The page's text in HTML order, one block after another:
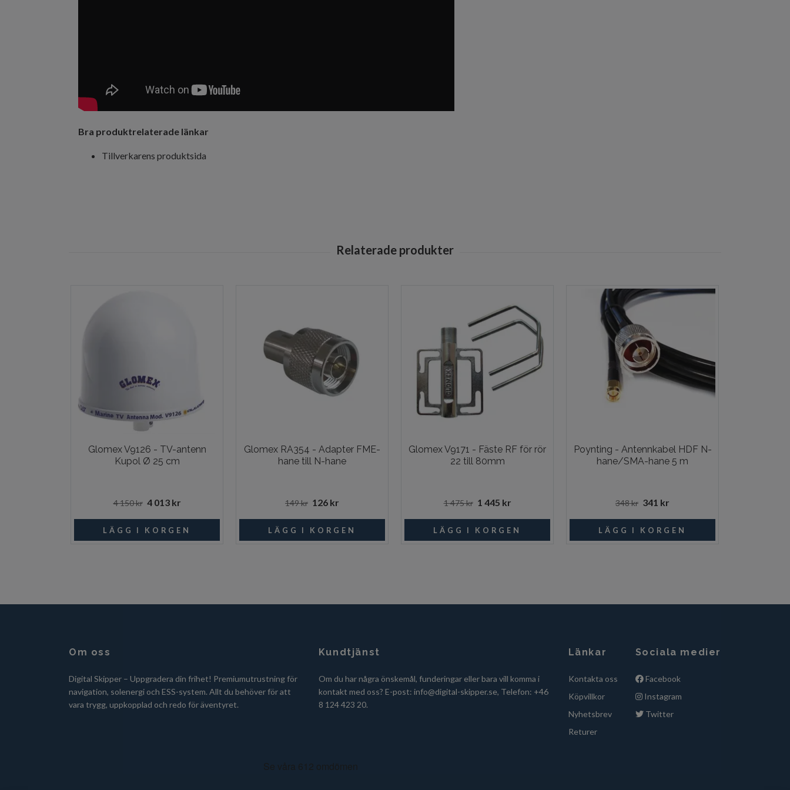
Bra produktrelaterade länkar
Tillverkarens produktsida
Glomex V9126 - TV-antenn
Kupol Ø 25 cm
4 150 kr 4 013 kr
Glomex RA354 - Adapter FME-
hane till N-hane
149 kr 126 kr
Glomex V9171 - Fäste RF för rör
22 till 80mm
1 475 kr 1 445 kr
Poynting - Antennkabel HDF N-
hane/SMA-hane 5 m
348 kr 341 kr
Om oss
Digital Skipper – Uppgradera din frihet! Premiumutrustning för
navigation, solenergi och ESS-system. Allt du behöver för att
vara trygg, uppkopplad och redo för äventyret.
Kundtjänst
Om du har några önskemål, funderingar eller bara vill komma i
kontakt med oss? E-post: info@digital-skipper.se, Telefon: +46
8 124 423 20.
Länkar
Kontakta oss
Köpvillkor
Nyhetsbrev
Returer
Sociala medier
Facebook
Instagram
Twitter